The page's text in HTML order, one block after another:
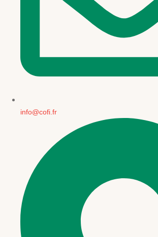
info@cofi.fr